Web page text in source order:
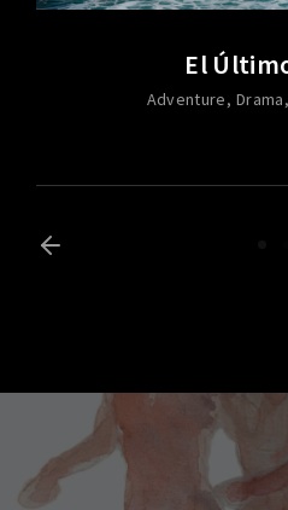
El
Adventure Drama